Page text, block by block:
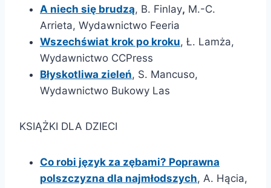
A niech się brudzą, B. Finlay, M.-C.
Arrieta, Wydawnictwo Feeria
Wszechświat krok po kroku, Ł. Lamża,
Wydawnictwo CCPress
Błyskotliwa zieleń, S. Mancuso,
Wydawnictwo Bukowy Las
KSIĄŻKI DLA DZIECI
Co robi język za zębami? Poprawna
polszczyzna dla najmłodszych, A. Hącia,